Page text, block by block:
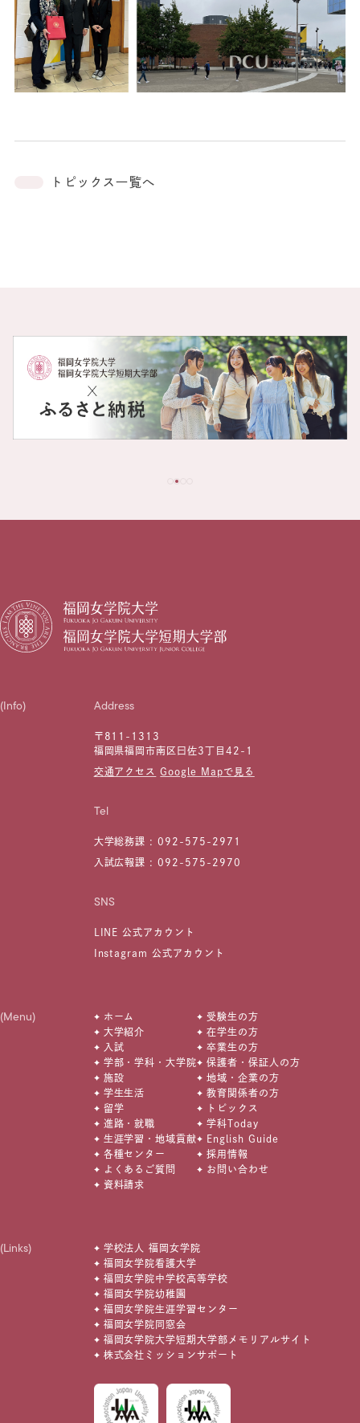
トピックス一覧へ
(Info) Address
〒811-1313
福岡県福岡市南区曰佐3丁目42-1
交通アクセス Google Mapで見る
Tel
大学総務課 :092-575-2971
入試広報課 :092-575-2970
SNS
LINE 公式アカウント
Instagram 公式アカウント
(Menu)
ホーム
大学紹介
入試
学部・学科・大学院
施設
学生生活
留学
進路・就職
生涯学習・地域貢献
各種センター
よくあるご質問
資料請求
受験生の方
在学生の方
卒業生の方
保護者・保証人の方
地域・企業の方
教育関係者の方
トピックス
学科Today
English Guide
採用情報
お問い合わせ
(Links)
学校法人 福岡女学院
福岡女学院看護大学
福岡女学院中学校高等学校
福岡女学院幼稚園
福岡女学院生涯学習センター
福岡女学院同窓会
福岡女学院大学短期大学部メモリアルサイト
株式会社ミッションサポート